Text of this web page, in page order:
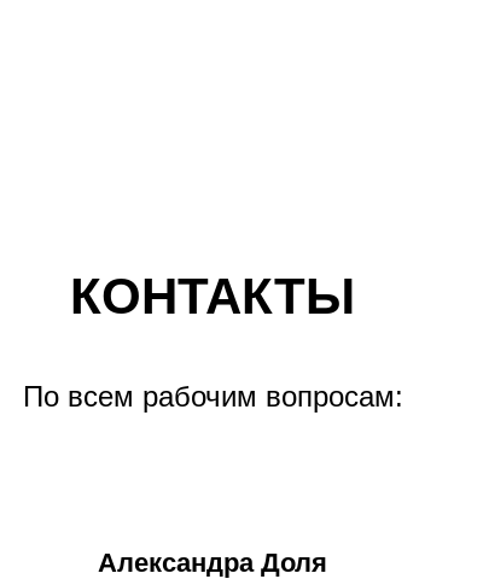
КОНТАКТЫ
По всем рабочим вопросам:
Александра Доля